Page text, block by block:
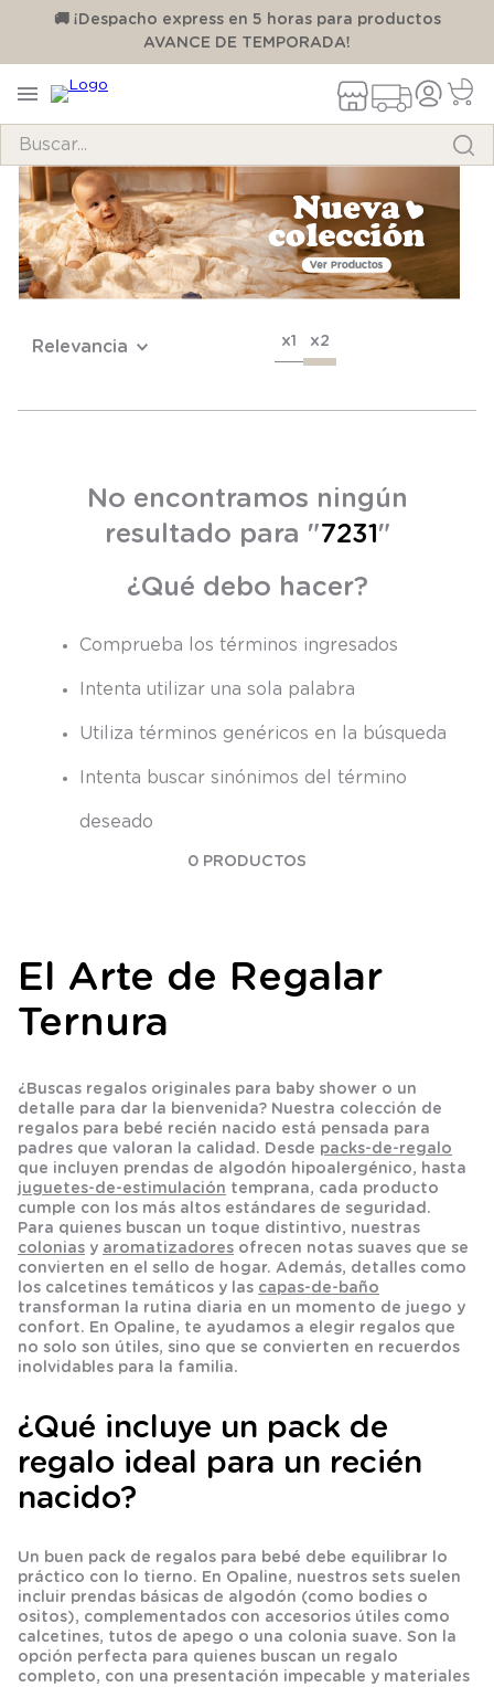
🚚 ¡Despacho express en 5 horas para productos
AVANCE DE TEMPORADA!
Relevancia x1 x2
No encontramos ningún
resultado para "7231"
¿Qué debo hacer?
Comprueba los términos ingresados
Intenta utilizar una sola palabra
Utiliza términos genéricos en la búsqueda
Intenta buscar sinónimos del término
deseado
0 PRODUCTOS
El Arte de Regalar
Ternura
¿Buscas regalos originales para baby shower o un
detalle para dar la bienvenida? Nuestra colección de
regalos para bebé recién nacido está pensada para
padres que valoran la calidad. Desde packs-de-regalo
que incluyen prendas de algodón hipoalergénico, hasta
juguetes-de-estimulación temprana, cada producto
cumple con los más altos estándares de seguridad.
Para quienes buscan un toque distintivo, nuestras
colonias y aromatizadores ofrecen notas suaves que se
convierten en el sello de hogar. Además, detalles como
los calcetines temáticos y las capas-de-baño
transforman la rutina diaria en un momento de juego y
confort. En Opaline, te ayudamos a elegir regalos que
no solo son útiles, sino que se convierten en recuerdos
inolvidables para la familia.
¿Qué incluye un pack de
regalo ideal para un recién
nacido?
Un buen pack de regalos para bebé debe equilibrar lo
práctico con lo tierno. En Opaline, nuestros sets suelen
incluir prendas básicas de algodón (como bodies o
ositos), complementados con accesorios útiles como
calcetines, tutos de apego o una colonia suave. Son la
opción perfecta para quienes buscan un regalo
completo, con una presentación impecable y materiales
TÉRMINOS MÁS BUSCADOS
1.
pijama
2.
calcetines